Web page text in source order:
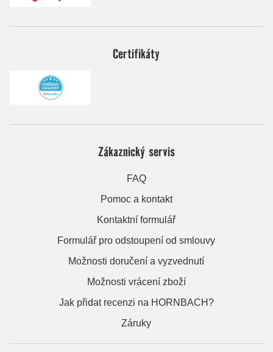
Certifikáty
Zákaznický servis
FAQ
Pomoc a kontakt
Kontaktní formulář
Formulář pro odstoupení od smlouvy
Možnosti doručení a vyzvednutí
Možnosti vrácení zboží
Jak přidat recenzi na HORNBACH?
Záruky